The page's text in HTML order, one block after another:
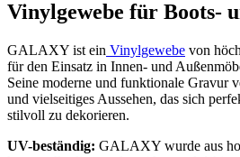
Vinylgewebe für Boots-
GALAXY ist ein Vinylgewebe von
für den Einsatz in Innen- und
Seine moderne und funktionale Gravur
und vielseitiges Aussehen, das sich
stilvoll zu dekorieren.
UV-beständig: GALAXY wurde aus